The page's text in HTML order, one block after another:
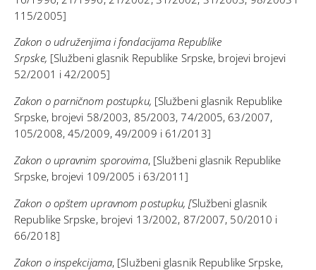
115/2005]
Zakon o udruženjima i fondacijama Republike
Srpske, [Službeni glasnik Republike Srpske, brojevi brojevi
52/2001 i 42/2005]
Zakon o parničnom postupku, [Službeni glasnik Republike
Srpske, brojevi 58/2003, 85/2003, 74/2005, 63/2007,
105/2008, 45/2009, 49/2009 i 61/2013]
Zakon o upravnim sporovima, [Službeni glasnik Republike
Srpske, brojevi 109/2005 i 63/2011]
Zakon o opštem upravnom postupku, [Službeni glasnik
Republike Srpske, brojevi 13/2002, 87/2007, 50/2010 i
66/2018]
Zakon o inspekcijama, [Službeni glasnik Republike Srpske,